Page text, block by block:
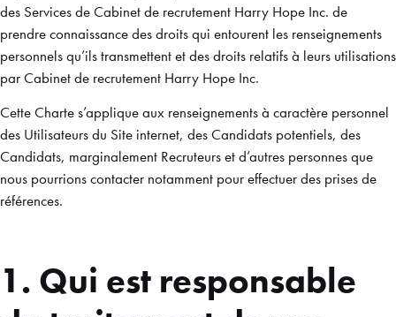
des Services de Cabinet de recrutement Harry Hope Inc. de
prendre connaissance des droits qui entourent les renseignements
personnels qu’ils transmettent et des droits relatifs à leurs utilisations
par Cabinet de recrutement Harry Hope Inc.
Cette Charte s’applique aux renseignements à caractère personnel
des Utilisateurs du Site internet, des Candidats potentiels, des
Candidats, marginalement Recruteurs et d’autres personnes que
nous pourrions contacter notamment pour effectuer des prises de
références.
1. Qui est responsable